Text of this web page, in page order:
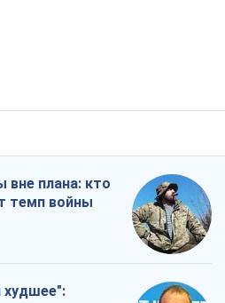
вне плана: кто
темп войны